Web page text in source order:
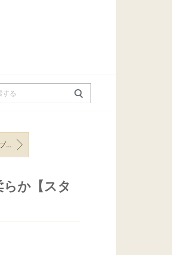
恩を仇で返すタイプ。いつもの【バタークッキー】を焼きました。
か【スタ